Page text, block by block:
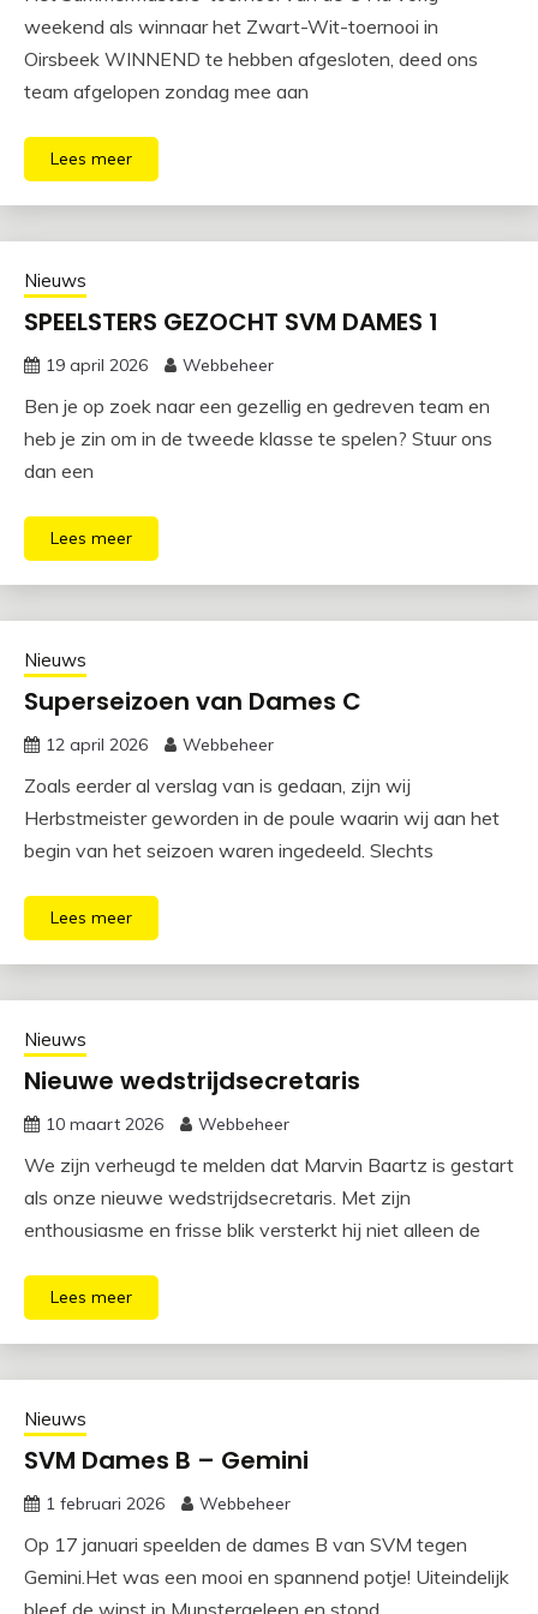
weekend als winnaar het Zwart-Wit-toernooi in
Oirsbeek WINNEND te hebben afgesloten, deed ons
team afgelopen zondag mee aan
Lees meer
Nieuws
SPEELSTERS GEZOCHT SVM DAMES 1
19 april 2026 Webbeheer
Ben je op zoek naar een gezellig en gedreven team en
heb je zin om in de tweede klasse te spelen? Stuur ons
dan een
Lees meer
Nieuws
Superseizoen van Dames C
12 april 2026 Webbeheer
Zoals eerder al verslag van is gedaan, zijn wij
Herbstmeister geworden in de poule waarin wij aan het
begin van het seizoen waren ingedeeld. Slechts
Lees meer
Nieuws
Nieuwe wedstrijdsecretaris
10 maart 2026 Webbeheer
We zijn verheugd te melden dat Marvin Baartz is gestart
als onze nieuwe wedstrijdsecretaris. Met zijn
enthousiasme en frisse blik versterkt hij niet alleen de
Lees meer
Nieuws
SVM Dames B – Gemini
1 februari 2026 Webbeheer
Op 17 januari speelden de dames B van SVM tegen
Gemini.Het was een mooi en spannend potje! Uiteindelijk
bleef de winst in Munstergeleen en stond